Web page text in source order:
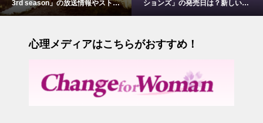
3rd season」の放送情報やストー
リーについて
ションズ」の発売日は？新しい物
語とシステム
心理メディアはこちらがおすすめ！